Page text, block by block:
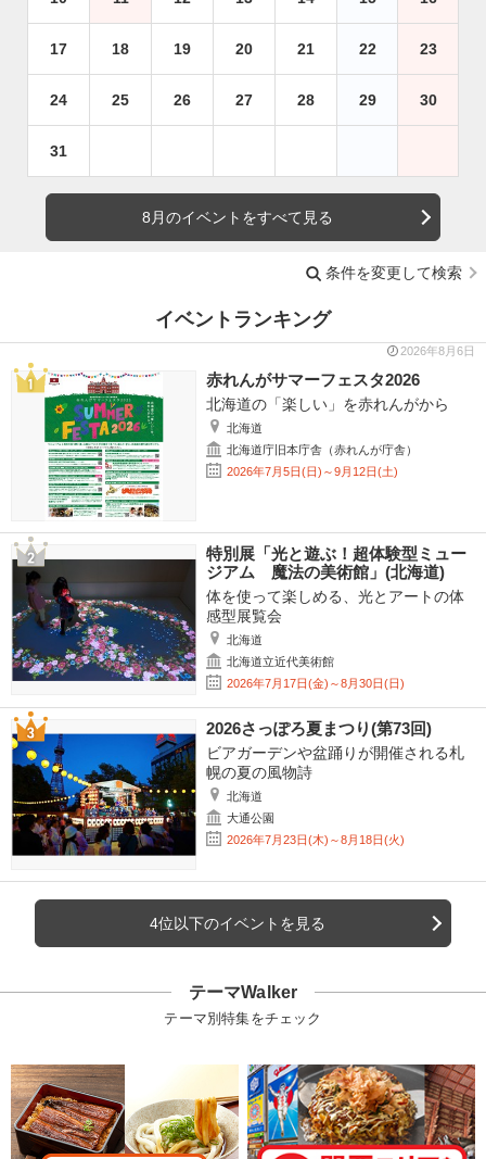
17 18 19 20 21 22 23
24 25 26 27 28 29 30
31
8月のイベントをすべて見る
条件を変更して検索
イベントランキング
2026年8月6日
赤れんがサマーフェスタ2026
北海道の「楽しい」を赤れんがから
北海道
北海道庁旧本庁舎（赤れんが庁舎）
2026年7月5日(日)～9月12日(土)
特別展「光と遊ぶ！超体験型ミュー
ジアム 魔法の美術館」(北海道)
体を使って楽しめる、光とアートの体
感型展覧会
北海道
北海道立近代美術館
2026年7月17日(金)～8月30日(日)
2026さっぽろ夏まつり(第73回)
ビアガーデンや盆踊りが開催される札
幌の夏の風物詩
北海道
大通公園
2026年7月23日(木)～8月18日(火)
4位以下のイベントを見る
テーマWalker
テーマ別特集をチェック